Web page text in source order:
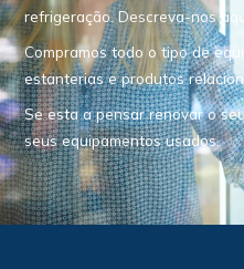
refrigeração. Descreva-nos
Compramos todo o tipo de
estanterias e produtos
Se esta a pensar renovar o
seus equipamentos usados.